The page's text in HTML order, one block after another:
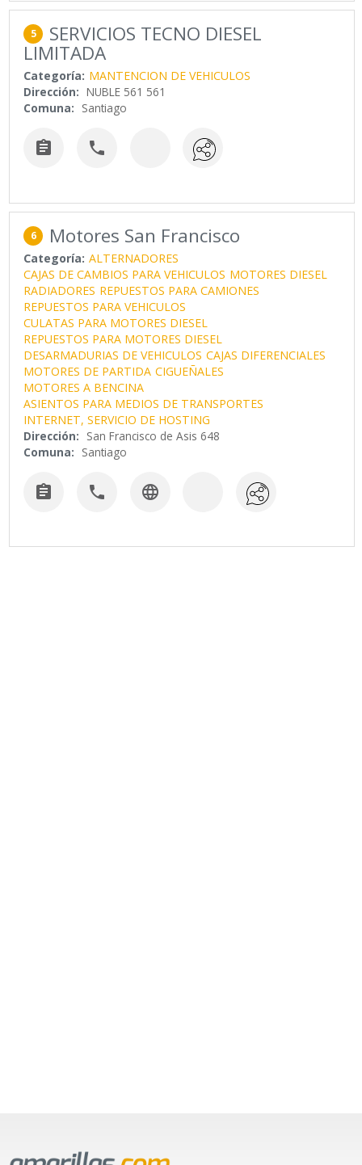
5 SERVICIOS TECNO DIESEL
LIMITADA
Categoría: MANTENCION DE VEHICULOS
Dirección: NUBLE 561 561
Comuna: Santiago
 
6 Motores San Francisco
Categoría: ALTERNADORES
CAJAS DE CAMBIOS PARA VEHICULOS MOTORES DIESEL
RADIADORES REPUESTOS PARA CAMIONES
REPUESTOS PARA VEHICULOS
CULATAS PARA MOTORES DIESEL
REPUESTOS PARA MOTORES DIESEL
DESARMADURIAS DE VEHICULOS CAJAS DIFERENCIALES
MOTORES DE PARTIDA CIGUEÑALES
MOTORES A BENCINA
ASIENTOS PARA MEDIOS DE TRANSPORTES
INTERNET, SERVICIO DE HOSTING
Dirección: San Francisco de Asis 648
Comuna: Santiago
  